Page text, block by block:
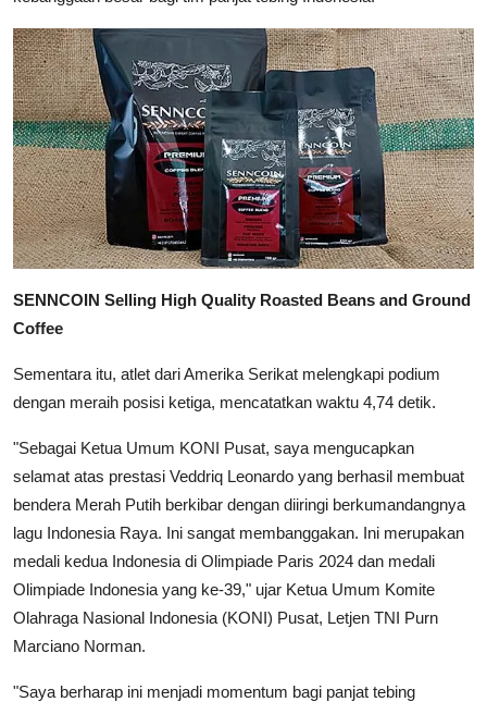
SENNCOIN Selling High Quality Roasted Beans and Ground
Coffee
Sementara itu, atlet dari Amerika Serikat melengkapi podium
dengan meraih posisi ketiga, mencatatkan waktu 4,74 detik.
"Sebagai Ketua Umum KONI Pusat, saya mengucapkan
selamat atas prestasi Veddriq Leonardo yang berhasil membuat
bendera Merah Putih berkibar dengan diiringi berkumandangnya
lagu Indonesia Raya. Ini sangat membanggakan. Ini merupakan
medali kedua Indonesia di Olimpiade Paris 2024 dan medali
Olimpiade Indonesia yang ke-39," ujar Ketua Umum Komite
Olahraga Nasional Indonesia (KONI) Pusat, Letjen TNI Purn
Marciano Norman.
"Saya berharap ini menjadi momentum bagi panjat tebing